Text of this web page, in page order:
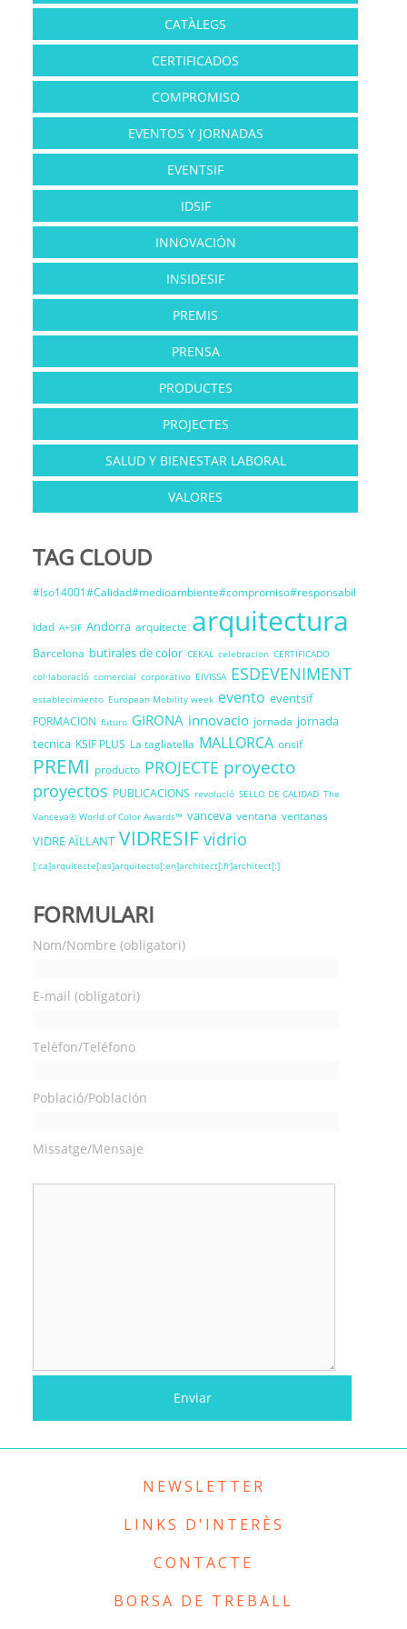
CATÀLEGS
CERTIFICADOS
COMPROMISO
EVENTOS Y JORNADAS
EVENTSIF
IDSIF
INNOVACIÓN
INSIDESIF
PREMIS
PRENSA
PRODUCTES
PROJECTES
SALUD Y BIENESTAR LABORAL
VALORES
TAG CLOUD
#Iso14001#Calidad#medioambiente#compromiso#responsabil
idad A+SIF Andorra arquitecte arquitectura
Barcelona butirales de color CEKAL celebracion CERTIFICADO
col·laboració comercial corporativo EIVISSA ESDEVENIMENT
establecimiento European Mobility week evento eventsif
FORMACION futuro GIRONA innovacio jornada jornada
tecnica KSIF PLUS La tagliatella MALLORCA onsif
PREMI producto PROJECTE proyecto
proyectos PUBLICACIONS revolució SELLO DE CALIDAD The
Vanceva® World of Color Awards™ vanceva ventana ventanas
VIDRE AÏLLANT VIDRESIF vidrio
[:ca]arquitecte[:es]arquitecto[:en]architect[:fr]architect[:]
FORMULARI
Nom/Nombre (obligatori)
E-mail (obligatori)
Telèfon/Teléfono
Població/Población
Missatge/Mensaje
NEWSLETTER
LINKS D'INTERÈS
CONTACTE
BORSA DE TREBALL